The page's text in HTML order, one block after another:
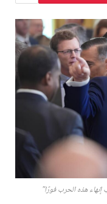
هذه الحرب فورًا"